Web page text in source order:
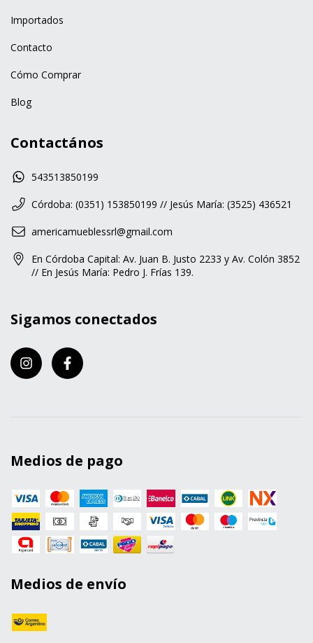
Importados
Contacto
Cómo Comprar
Blog
Contactános
543513850199
Córdoba: (0351) 153850199 // Jesús María: (3525) 436521
americamueblessrl@gmail.com
En Córdoba Capital: Av. Juan B. Justo 2233 y Av. Colón 3852
// En Jesús María: Pedro J. Frías 139.
Sigamos conectados
Medios de pago
Medios de envío